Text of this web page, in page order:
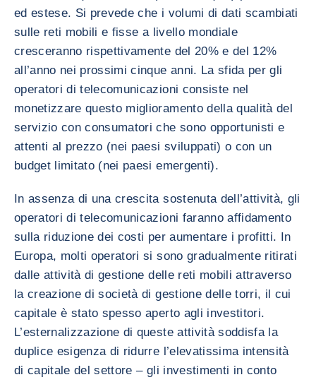
ed estese. Si prevede che i volumi di dati scambiati
sulle reti mobili e fisse a livello mondiale
cresceranno rispettivamente del 20% e del 12%
all’anno nei prossimi cinque anni. La sfida per gli
operatori di telecomunicazioni consiste nel
monetizzare questo miglioramento della qualità del
servizio con consumatori che sono opportunisti e
attenti al prezzo (nei paesi sviluppati) o con un
budget limitato (nei paesi emergenti).
In assenza di una crescita sostenuta dell’attività, gli
operatori di telecomunicazioni faranno affidamento
sulla riduzione dei costi per aumentare i profitti. In
Europa, molti operatori si sono gradualmente ritirati
dalle attività di gestione delle reti mobili attraverso
la creazione di società di gestione delle torri, il cui
capitale è stato spesso aperto agli investitori.
L’esternalizzazione di queste attività soddisfa la
duplice esigenza di ridurre l’elevatissima intensità
di capitale del settore – gli investimenti in conto